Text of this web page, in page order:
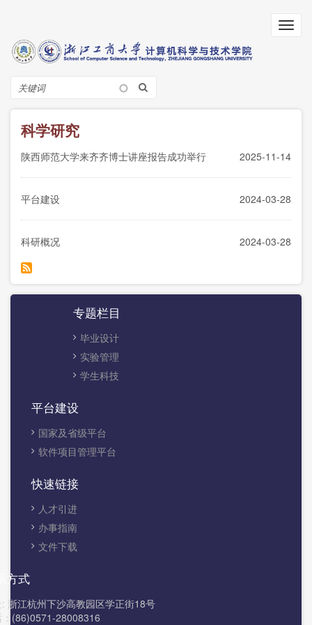
搜
索
科学研究
2025-11-14
陕西师范大学来齐齐博士讲座报告成功举行
2024-03-28
平台建设
2024-03-28
科研概况
专题栏目
毕业设计
实验管理
学生科技
平台建设
国家及省级平台
软件项目管理平台
快速链接
人才引进
办事指南
文件下载
方式
浙江杭州下沙高教园区学正街18号
(86)0571-28008316